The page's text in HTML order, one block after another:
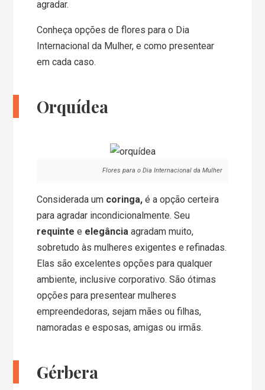
agradar.
Conheça opções de flores para o Dia
Internacional da Mulher, e como presentear
em cada caso.
Orquídea
Flores para o Dia Internacional da Mulher
Considerada um coringa, é a opção certeira
para agradar incondicionalmente. Seu
requinte e elegância agradam muito,
sobretudo às mulheres exigentes e refinadas.
Elas são excelentes opções para qualquer
ambiente, inclusive corporativo. São ótimas
opções para presentear mulheres
empreendedoras, sejam mães ou filhas,
namoradas e esposas, amigas ou irmãs.
Gérbera